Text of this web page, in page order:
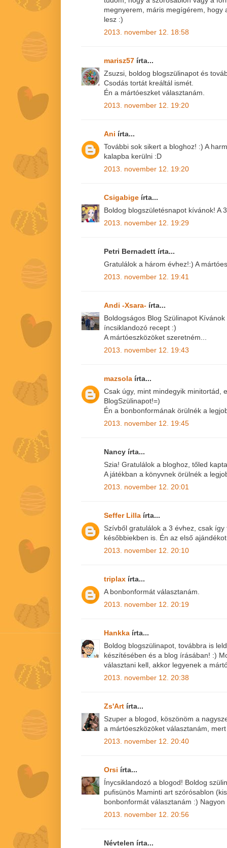
megnyerem, máris megígérem, hogy
lesz :)
2013. november 12. 18:58
marisz57 írta...
Zsuzsi, boldog blogszülinapot és
Csodás tortát kreáltál ismét.
Én a mártóeszket választanám.
2013. november 12. 19:20
Ani írta...
További sok sikert a bloghoz! :) A
kalapba kerülni :D
2013. november 12. 19:20
Csigabige írta...
Boldog blogszületésnapot kívánok! A
2013. november 12. 19:29
Petri Bernadett írta...
Gratulálok a három évhez!:) A
2013. november 12. 19:41
Andi -Xsara- írta...
Boldogságos Blog Szülinapot
íncsiklandozó recept :)
A mártóeszközöket szeretném...
2013. november 12. 19:43
mazsola írta...
Csak úgy, mint mindegyik minitortád,
BlogSzülinapot!=)
Én a bonbonformának örülnék a
2013. november 12. 19:45
Nancy írta...
Szia! Gratulálok a bloghoz, tőled
A játékban a könyvnek örülnék a
2013. november 12. 20:01
Seffer Lilla írta...
Szívből gratulálok a 3 évhez, csak
későbbiekben is. Én az első
2013. november 12. 20:10
triplax írta...
A bonbonformát választanám.
2013. november 12. 20:19
Hankka írta...
Boldog blogszülinapot, továbbra is
készítésében és a blog írásában! :)
választani kell, akkor legyenek a
2013. november 12. 20:38
Zs'Art írta...
Szuper a blogod, köszönöm a
a mártóeszközöket választanám,
2013. november 12. 20:40
Orsi írta...
Ínycsiklandozó a blogod! Boldog
pufisünös Maminti art szórósablon
bonbonformát választanám :) Nagyon
2013. november 12. 20:56
Névtelen írta...